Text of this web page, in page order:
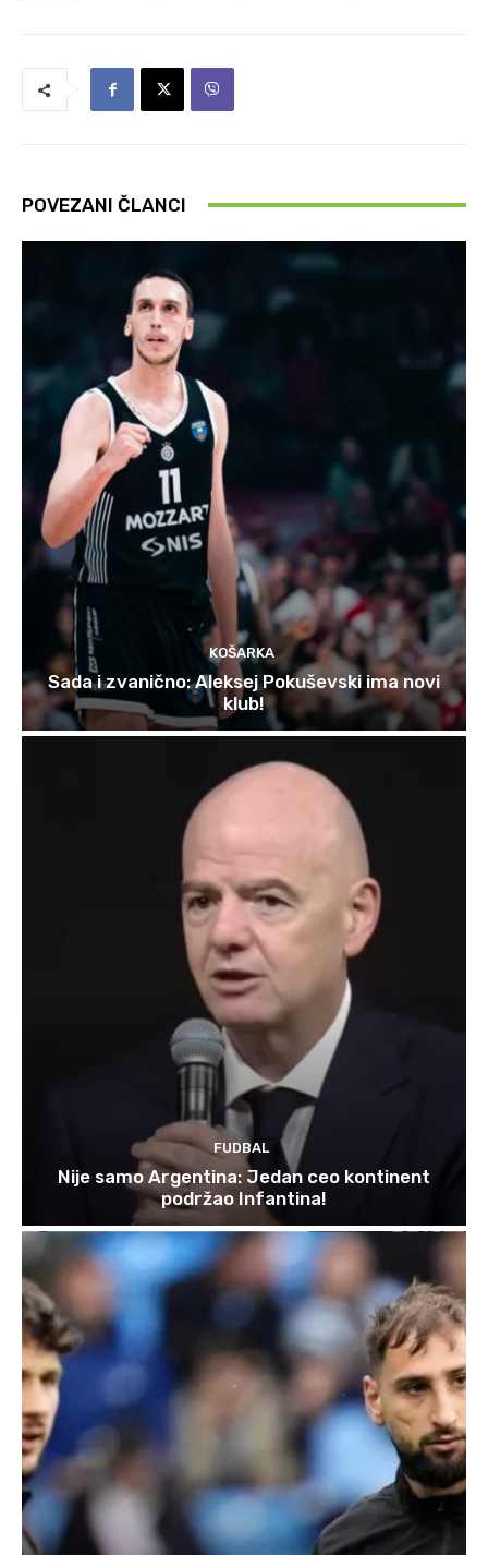
POVEZANI ČLANCI
KOŠARKA
Sada i zvanično: Aleksej Pokuševski ima novi
klub!
FUDBAL
Nije samo Argentina: Jedan ceo kontinent
podržao Infantina!